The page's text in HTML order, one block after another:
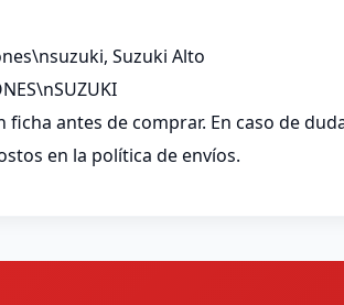
Suzuki Alto
antes de comprar. En caso de
en la política de envíos.